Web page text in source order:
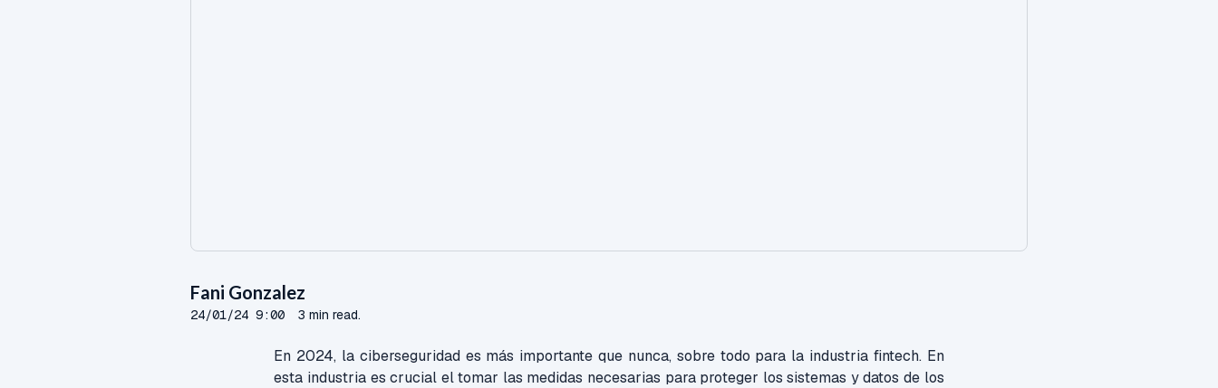
Fani Gonzalez
24/01/24 9:00 3 min read.
En 2024, la ciberseguridad es más importante que nunca, sobre todo para la industria fintech. En
esta industria es crucial el tomar las medidas necesarias para proteger los sistemas y datos de los